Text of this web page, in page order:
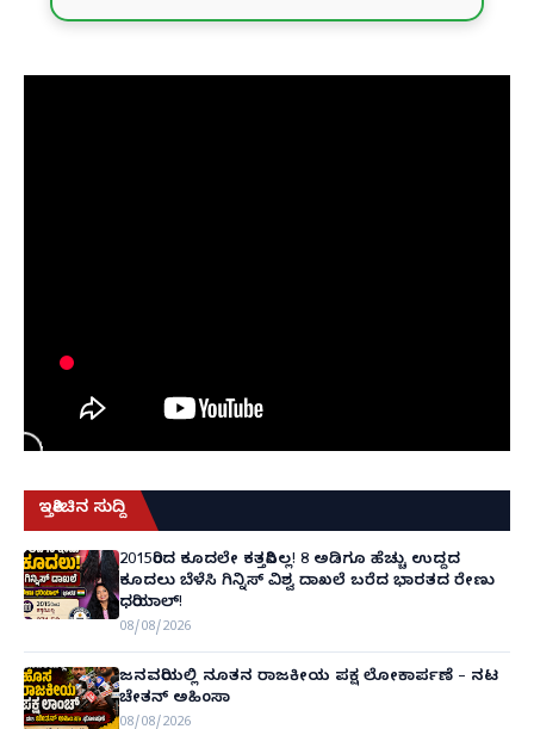
ಇತ್ತೀಚಿನ ಸುದ್ದಿ
2015ರಿಂದ ಕೂದಲೇ ಕತ್ತರಿಸಿಲ್ಲ! 8 ಅಡಿಗೂ ಹೆಚ್ಚು ಉದ್ದದ
ಕೂದಲು ಬೆಳೆಸಿ ಗಿನ್ನಿಸ್ ವಿಶ್ವ ದಾಖಲೆ ಬರೆದ ಭಾರತದ ರೇಣು
ಧರಿಯಾಲ್!
08/08/2026
ಜನವರಿಯಲ್ಲಿ ನೂತನ ರಾಜಕೀಯ ಪಕ್ಷ ಲೋಕಾರ್ಪಣೆ – ನಟ
ಚೇತನ್ ಅಹಿಂಸಾ
08/08/2026